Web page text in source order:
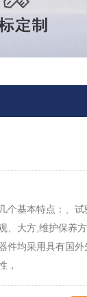
个基本特点：、
、大方,维护保养
件均采用具有国外
，